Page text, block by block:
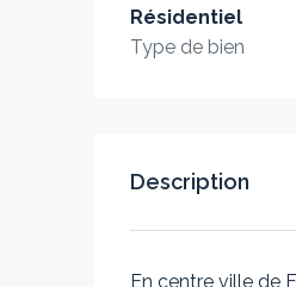
Résidentiel
Type de bien
Description
En centre ville de